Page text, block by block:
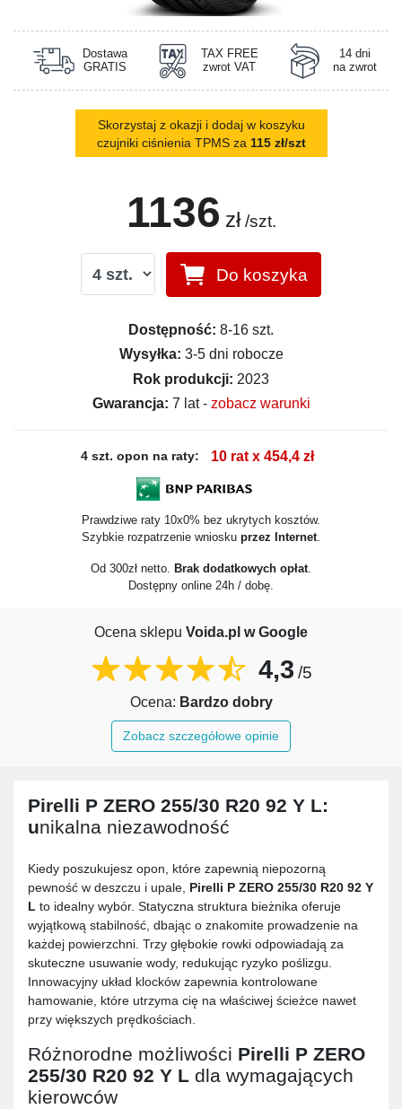
Dostawa
GRATIS
TAX FREE
zwrot VAT
14 dni
na zwrot
Skorzystaj z okazji i dodaj w koszyku
czujniki ciśnienia TPMS za 115 zł/szt
1136 zł /szt.
Do koszyka
Dostępność: 8-16 szt.
Wysyłka: 3-5 dni robocze
Rok produkcji: 2023
Gwarancja: 7 lat - zobacz warunki
4 szt. opon na raty: 10 rat x 454,4 zł
Prawdziwe raty 10x0% bez ukrytych kosztów.
Szybkie rozpatrzenie wniosku przez Internet
Od 300zł netto. Brak dodatkowych opłat
Dostępny online 24h / dobę.
Ocena sklepu Voida.pl w Google
4,3 /5
Ocena: Bardzo dobry
Zobacz szczegółowe opinie
Pirelli P ZERO 255/30 R20 92 Y L:
unikalna niezawodność
Kiedy poszukujesz opon, które zapewnią niepozorną
pewność w deszczu i upale, Pirelli P ZERO 255/30 R20 92 Y
L to idealny wybór. Statyczna struktura bieżnika oferuje
wyjątkową stabilność, dbając o znakomite prowadzenie na
każdej powierzchni. Trzy głębokie rowki odpowiadają za
skuteczne usuwanie wody, redukując ryzyko poślizgu.
Innowacyjny układ klocków zapewnia kontrolowane
hamowanie, które utrzyma cię na właściwej ścieżce nawet
przy większych prędkościach.
Różnorodne możliwości Pirelli P ZERO
255/30 R20 92 Y L dla wymagających
kierowców